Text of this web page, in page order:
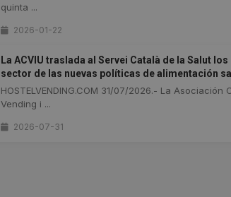
quinta ...
2026-01-22
La ACVIU traslada al Servei Català de la Salut
sector de las nuevas políticas de alimentación
HOSTELVENDING.COM 31/07/2026.- La Asociación
Vending i ...
2026-07-31